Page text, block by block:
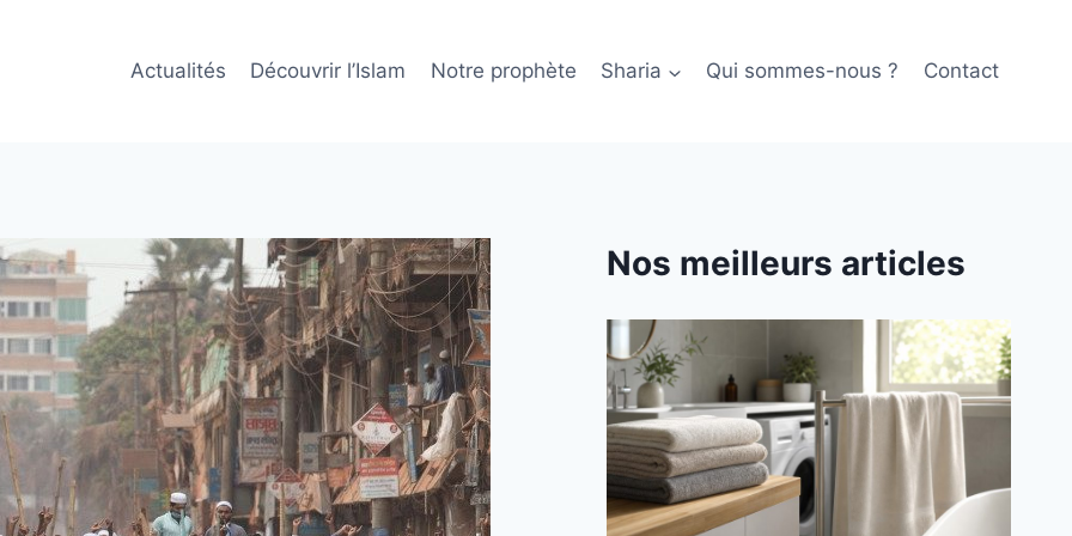
Actualités Découvrir l’Islam Notre prophète Sharia Qui sommes-nous ? Contact
Nos meilleurs articles